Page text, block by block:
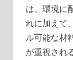
は、環境に
れに加えて
ル可能な材
が重視され